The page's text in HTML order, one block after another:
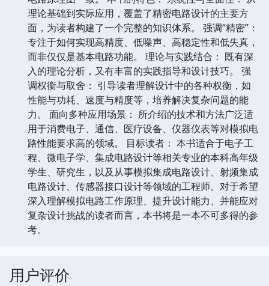
理论基础到实际应用，覆盖了精密电路设计的主要方
面，为读者构建了一个完整的知识体系。 强调“精密”：
专注于如何实现高精度、低噪声、高稳定性和低失真，
而非仅仅是基本电路功能。 理论与实践结合： 既有深
入的理论分析，又有丰富的实践指导和设计技巧。 强
调权衡与取舍： 引导读者理解设计中的各种权衡，如
性能与功耗、速度与精度等，培养解决复杂问题的能
力。 面向多种应用场景： 所介绍的技术和方法广泛适
用于消费电子、通信、医疗设备、仪器仪表等对模拟电
路性能要求高的领域。 目标读者： 本书适合于电子工
程、微电子学、集成电路设计等相关专业的本科高年级
学生、研究生，以及从事模拟集成电路设计、射频集成
电路设计、传感器接口设计等领域的工程师。对于希望
深入理解模拟电路工作原理、提升设计能力、并能应对
复杂设计挑战的读者而言，本书将是一本不可多得的参
考。
用户评价